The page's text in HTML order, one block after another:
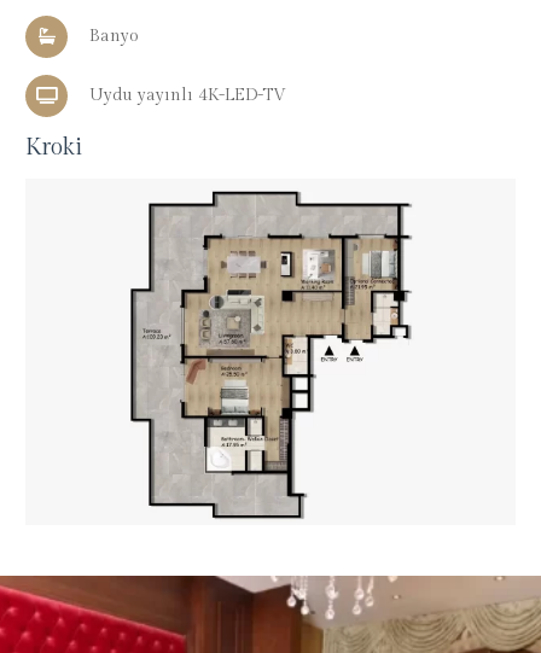
Banyo
Uydu yayınlı 4K-LED-TV
Kroki